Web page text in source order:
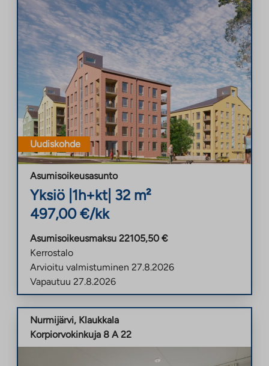
Uudiskohde
Asumisoikeusasunto
Yksiö 1h+kt| 32 m²
497,00 €/kk
Asumisoikeusmaksu 22105,50 €
Kerrostalo
Arvioitu valmistuminen 27.8.2026
Vapautuu 27.8.2026
Nurmijärvi, Klaukkala
Korpiorvokinkuja 8 A 22